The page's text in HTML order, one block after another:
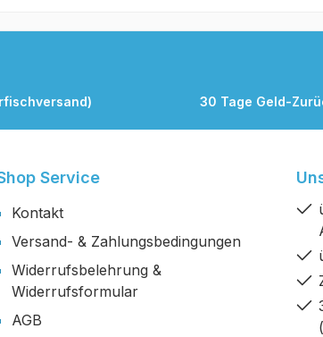
30 Tage Geld-
Service
Kontakt
Versand- & Zahlungsbedingungen
Widerrufsbelehrung &
Widerrufsformular
AGB